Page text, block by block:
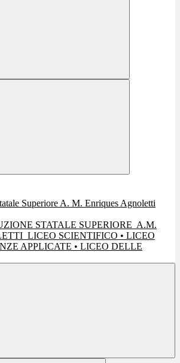
STATALE SUPERIORE A.M.
LICEO SCIENTIFICO • LICEO
APPLICATE • LICEO DELLE